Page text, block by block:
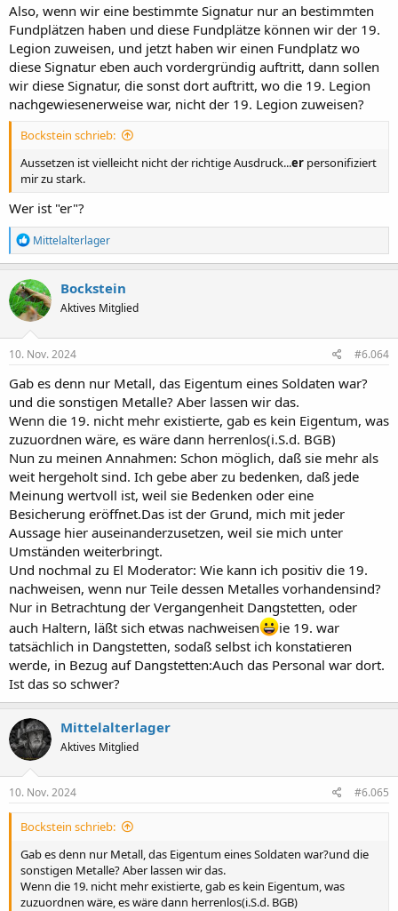
:
Also, wenn wir eine bestimmte Signatur nur an bestimmten
Fundplätzen haben und diese Fundplätze können wir der 19.
Legion zuweisen, und jetzt haben wir einen Fundplatz wo
diese Signatur eben auch vordergründig auftritt, dann sollen
wir diese Signatur, die sonst dort auftritt, wo die 19. Legion
nachgewiesenerweise war, nicht der 19. Legion zuweisen?
Bockstein schrieb:
Aussetzen ist vielleicht nicht der richtige Ausdruck...er personifiziert
mir zu stark.
Wer ist "er"?
R
e
a
k
t
i
o
n
e
:
Mittelalterlager
Bockstein
Aktives Mitglied
10. Nov. 2024 #6.064
Gab es denn nur Metall, das Eigentum eines Soldaten war?
und die sonstigen Metalle? Aber lassen wir das.
Wenn die 19. nicht mehr existierte, gab es kein Eigentum, was
zuzuordnen wäre, es wäre dann herrenlos(i.S.d. BGB)
Nun zu meinen Annahmen: Schon möglich, daß sie mehr als
weit hergeholt sind. Ich gebe aber zu bedenken, daß jede
Meinung wertvoll ist, weil sie Bedenken oder eine
Besicherung eröffnet.Das ist der Grund, mich mit jeder
Aussage hier auseinanderzusetzen, weil sie mich unter
Umständen weiterbringt.
Und nochmal zu El Moderator: Wie kann ich positiv die 19.
nachweisen, wenn nur Teile dessen Metalles vorhandensind?
Nur in Betrachtung der Vergangenheit Dangstetten, oder
auch Haltern, läßt sich etwas nachweisen
ie 19. war
tatsächlich in Dangstetten, sodaß selbst ich konstatieren
werde, in Bezug auf Dangstetten:Auch das Personal war dort.
Ist das so schwer?
Mittelalterlager
Aktives Mitglied
10. Nov. 2024 #6.065
Bockstein schrieb:
Gab es denn nur Metall, das Eigentum eines Soldaten war?und die
sonstigen Metalle? Aber lassen wir das.
Wenn die 19. nicht mehr existierte, gab es kein Eigentum, was
zuzuordnen wäre, es wäre dann herrenlos(i.S.d. BGB)